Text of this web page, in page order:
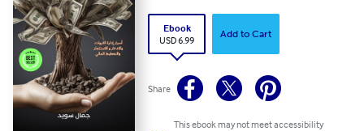
Ebook
USD 6.99
Add to Cart
Share
This ebook may not meet accessibility